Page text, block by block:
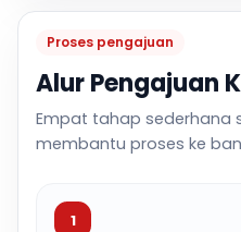
Proses pengajuan
Alur Pengajuan
Empat tahap sederhana
membantu proses ke
1